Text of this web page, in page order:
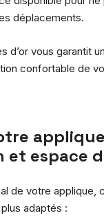
déplacements.
d’or vous garantit
confortable de
et espace
de votre applique,
adaptés :